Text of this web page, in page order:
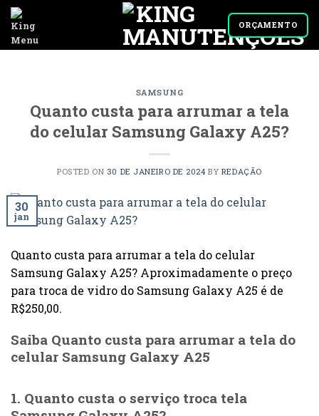
Skip
content
ORÇAMENTO
SAMSUNG
Quanto custa para arrumar a tela
do celular Samsung Galaxy A25?
POSTED ON 30 DE JANEIRO DE 2024 BY REDAÇÃO
30
jan
Quanto custa para arrumar a tela do celular
Samsung Galaxy A25? Aproximadamente o preço
para troca de vidro do Samsung Galaxy A25 é de
R$250,00.
Saiba Quanto custa para arrumar a tela do
celular Samsung Galaxy A25
1. Quanto custa o serviço troca tela